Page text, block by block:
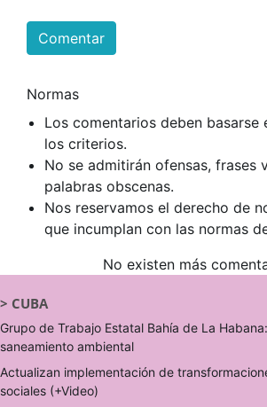
Comentar
Normas
Los comentarios deben basarse
los criterios.
No se admitirán ofensas, frases
palabras obscenas.
Nos reservamos el derecho de
que incumplan con las normas
No existen más
> CUBA
Grupo de Trabajo Estatal Bahía de La
saneamiento ambiental
Actualizan implementación de
sociales (+Video)